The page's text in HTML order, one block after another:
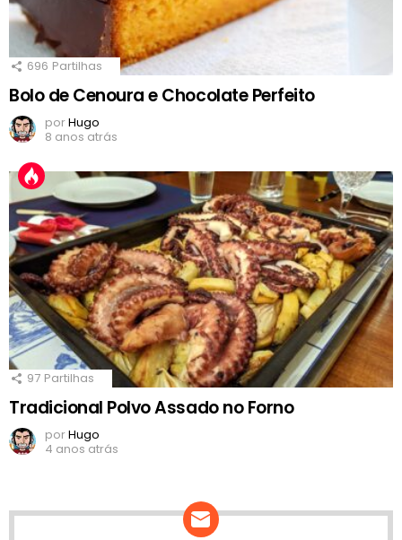
696 Partilhas
Bolo de Cenoura e Chocolate Perfeito
porHugo
8 anos atrás
97 Partilhas
Tradicional Polvo Assado no Forno
porHugo
4 anos atrás